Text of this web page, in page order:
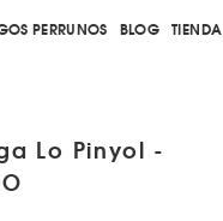
PERRUNOS BLOG TIENDA
Lo Pinyol -